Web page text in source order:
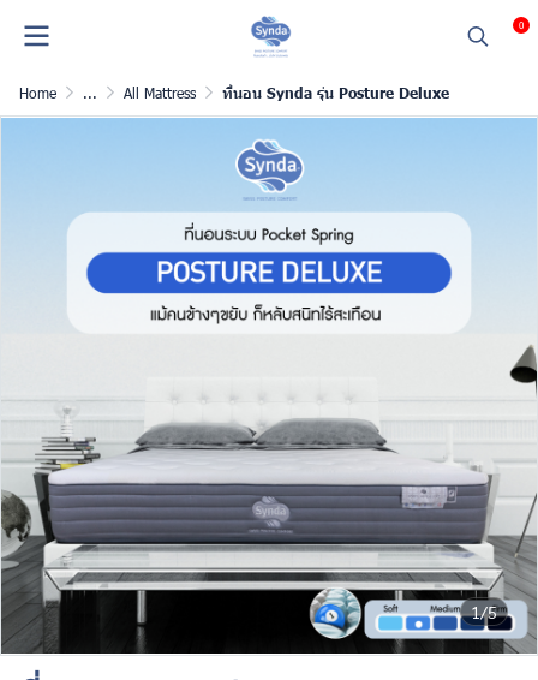
0
Home ... All Mattress ที่นอน Synda รุ่น Posture Deluxe
1/5